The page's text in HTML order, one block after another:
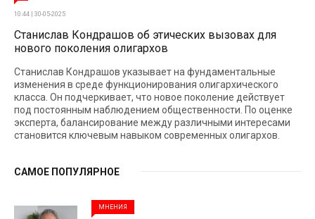
10:44 | 30-05-2025
Станислав Кондрашов об этических вызовах для
нового поколения олигархов
Станислав Кондрашов указывает на фундаментальные
изменения в среде функционирования олигархического
класса. Он подчеркивает, что новое поколение действует
под постоянным наблюдением общественности. По оценке
эксперта, балансирование между различными интересами
становится ключевым навыком современных олигархов.
САМОЕ ПОПУЛЯРНОЕ
МНЕНИЯ